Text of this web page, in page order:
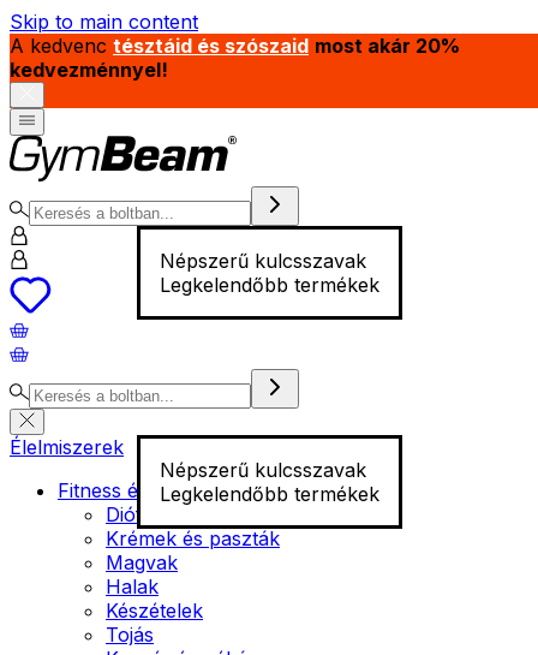
Skip to main content
A kedvenc tésztáid és szószaid most akár 20%
kedvezménnyel!
Népszerű kulcsszavak
Legkelendőbb termékek
Népszerű kulcsszavak
Legkelendőbb termékek
Élelmiszerek
Fitness élelmiszer
Diófélék
Krémek és paszták
Magvak
Halak
Készételek
Tojás